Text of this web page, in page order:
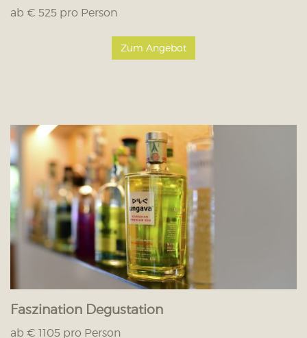
ab € 525 pro Person
Zum Angebot
Faszination Degustation
ab € 1105 pro Person